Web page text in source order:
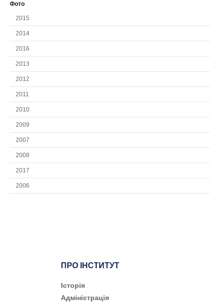
Фото
2015
2014
2016
2013
2012
2011
2010
2009
2007
2008
2017
2006
ПРО ІНСТИТУТ
Історія
Адміністрація